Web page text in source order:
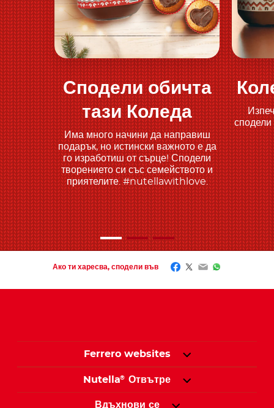
Открий повече
Сподели обичта
тази Коледа
Има много начини да направиш
подарък, но истински важното е да
го изработиш от сърце! Сподели
творението си със семейството и
приятелите. #nutellawithlove.
сподели
Ако ти харесва, сподели във Facebook
Twitter
EmailWhatsApp
Ferrero websites
Nutella® Отвътре
Вдъхнови се